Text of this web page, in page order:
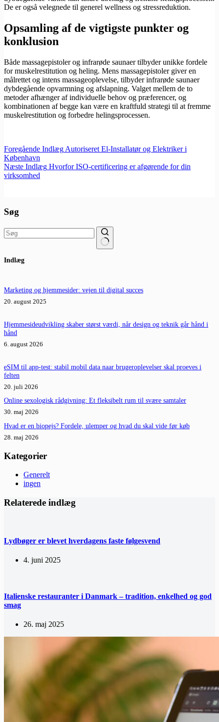
De er også velegnede til generel wellness og stressreduktion.
Opsamling af de vigtigste punkter og
konklusion
Både massagepistoler og infrarøde saunaer tilbyder unikke fordele
for muskelrestitution og heling. Mens massagepistoler giver en
målrettet og intens massageoplevelse, tilbyder infrarøde saunaer
dybdegående opvarmning og afslapning. Valget mellem de to
metoder afhænger af individuelle behov og præferencer, og
kombinationen af begge kan være en kraftfuld strategi til at fremme
muskelrestitution og forbedre helingsprocessen.
Foregående Indlæg Autoriseret El-Installatør og Elektriker i
København
Næste Indlæg Hvorfor ISO-certificering er afgørende for din
virksomhed
Søg
resultater
Indlæg
Marketing og hjemmesider: vejen til digital succes
20. august 2025
Hjemmesideudvikling skaber størst værdi, når design og teknik går hånd i
hånd
6. august 2026
eSIM til app-test: stabil mobil data naar brugeroplevelser skal proeves i
felten
20. juli 2026
Online sexologisk rådgivning: Et fleksibelt rum til svære samtaler
30. maj 2026
Hvad er en biopejs? Fordele, ulemper og hvad du skal vide før køb
28. maj 2026
Kategorier
Generelt
ingen
Relaterede indlæg
Lydbøger er blevet hverdagens faste følgesvend
4. juni 2025
Italienske restauranter i Danmark – tradition, enkelhed og god
smag
26. maj 2025